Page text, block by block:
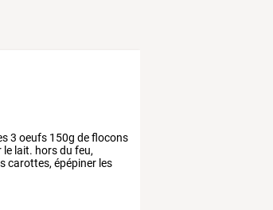
3 oeufs 150g deflocons
le lait. horsdu feu,
carottes, épépiner les